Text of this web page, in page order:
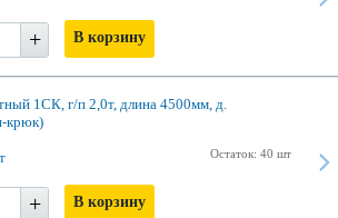
+ В корзину
1СК, г/п 2,0т, длина 4500мм, д.
крюк)
Остаток: 40 шт
+ В корзину